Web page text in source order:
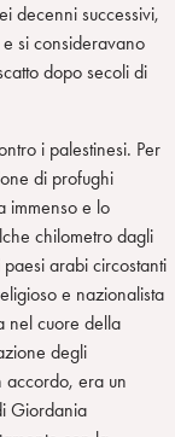
decenni successivi,
si consideravano
dopo secoli di
i palestinesi. Per
di profughi
immenso e lo
chilometro dagli
arabi circostanti
e nazionalista
nel cuore della
degli
accordo, era un
Giordania